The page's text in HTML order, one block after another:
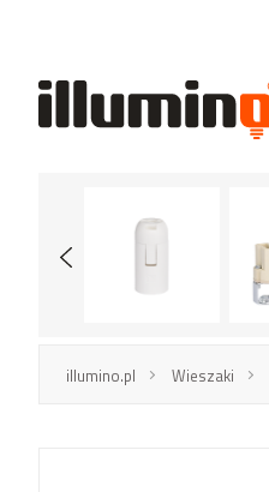
illumino.pl Wieszaki